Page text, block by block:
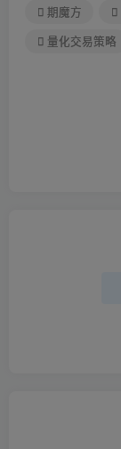
期魔方
量化交易策略